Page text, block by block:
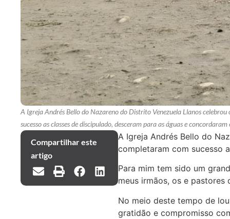
A Igreja Andrés Bello do Nazareno do Distrito Venezuela Llanos
sucesso as classes de discipulado, desceram para as águas e concordaram
Compartilhar este
artigo
A Igreja Andrés Bello do
completaram com sucesso
Para mim tem sido um
meus irmãos, os e pastores
No meio deste tempo de
gratidão e compromisso